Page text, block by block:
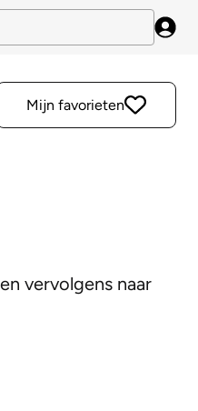
Mijn favorieten
vervolgens naar